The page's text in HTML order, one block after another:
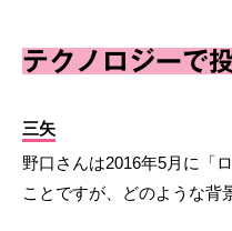
テクノロジーで
三矢
野口さんは2016年5月に「
ことですが、どのような背